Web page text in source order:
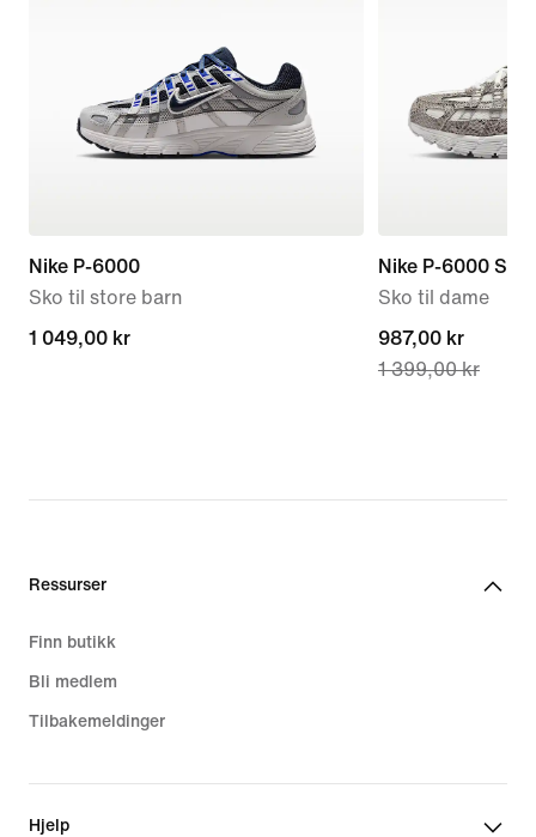
Nike P-6000
Sko til store barn
1 049,00 kr
1 049,00 kr
Nike P-6000 SE
Sko til dame
current
price
1 399,00 kr
987,00 kr
1 399,00 kr
Ressurser
Finn butikk
Bli medlem
Tilbakemeldinger
Hjelp